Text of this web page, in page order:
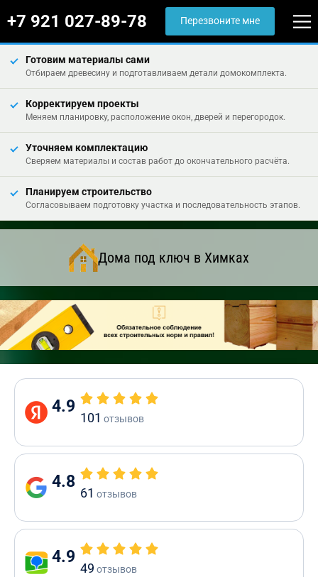
+7 921 027-89-78 Перезвоните мне
Готовим материалы сами
Отбираем древесину и подготавливаем детали домокомплекта.
Корректируем проекты
Меняем планировку, расположение окон, дверей и перегородок.
Уточняем комплектацию
Сверяем материалы и состав работ до окончательного расчёта.
Планируем строительство
Согласовываем подготовку участка и последовательность этапов.
Дома под ключ в Химках
4.9
101 отзывов
4.8
61 отзывов
4.9
49 отзывов